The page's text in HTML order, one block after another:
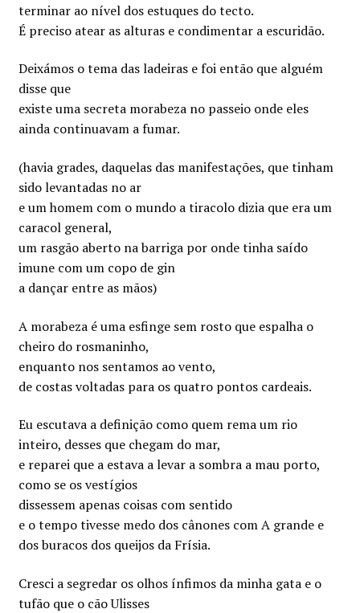
terminar ao nível dos estuques do tecto.
É preciso atear as alturas e condimentar a escuridão.
Deixámos o tema das ladeiras e foi então que alguém
disse que
existe uma secreta morabeza no passeio onde eles
ainda continuavam a fumar.
(havia grades, daquelas das manifestações, que tinham
sido levantadas no ar
e um homem com o mundo a tiracolo dizia que era um
caracol general,
um rasgão aberto na barriga por onde tinha saído
imune com um copo de gin
a dançar entre as mãos)
A morabeza é uma esfinge sem rosto que espalha o
cheiro do rosmaninho,
enquanto nos sentamos ao vento,
de costas voltadas para os quatro pontos cardeais.
Eu escutava a definição como quem rema um rio
inteiro, desses que chegam do mar,
e reparei que a estava a levar a sombra a mau porto,
como se os vestígios
dissessem apenas coisas com sentido
e o tempo tivesse medo dos cânones com A grande e
dos buracos dos queijos da Frísia.
Cresci a segredar os olhos ínfimos da minha gata e o
tufão que o cão Ulisses